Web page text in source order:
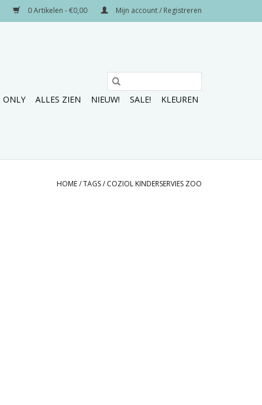
0 Artikelen - €0,00 Mijn account / Registreren
ONLY ALLES ZIEN NIEUW! SALE! KLEUREN
HOME/TAGS/ COZIOL KINDERSERVIES ZOO